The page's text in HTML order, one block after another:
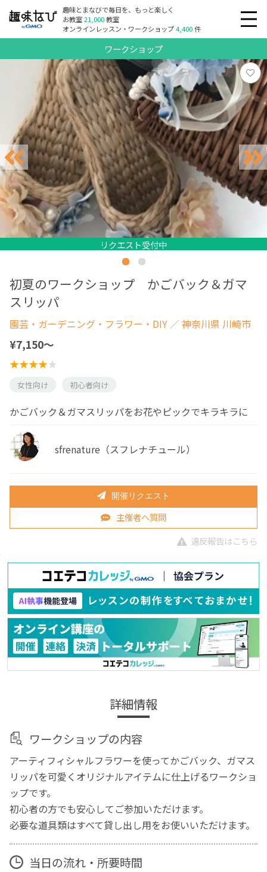
趣味とまなびで毎日を、もっと楽しく
お教室21,000教室
オンラインレッスン・ワークショップ4,400件
ワークショップ
リクエスト受付中
リクエスト受付中
リクエスト受付中
初夏のワークショップ かごバック＆ガマ
スリッパ
園芸・ガーデニング・フラワー・DIY ／ 神奈川県 川崎市
¥7,150〜
女性向け 初心者向け
かごバック＆ガマスリッパをお花やピックでキラキラに
sfrenature（スフレナチュール）
開催リクエスト
主催者へ質問
違反報告はこちら
詳細情報
ワークショップの内容
アーティフィシャルフラワーを使ってかごバック、ガマス
リッパを可愛くオリジナルアイテムに仕上げるワークショ
ップです。
初心者の方でも安心してご参加いただけます。
必要な道具類はすべて貸し出し用をお使いいただけます。
当日の流れ・所要時間